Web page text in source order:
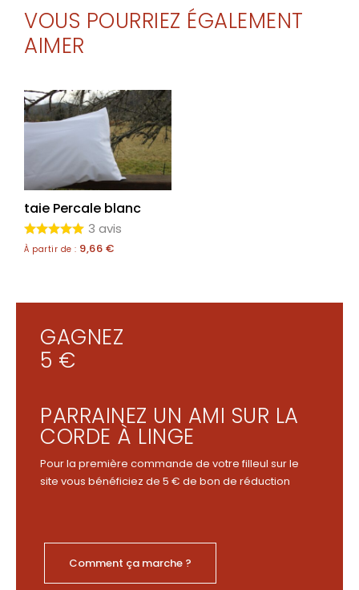
VOUS POURRIEZ ÉGALEMENT
AIMER
taie Percale blanc
3 avis
À partir de : 9,66 €
GAGNEZ
5 €
PARRAINEZ UN AMI SUR LA
CORDE À LINGE
Pour la première commande de votre filleul sur le
site vous bénéficiez de 5 € de bon de réduction
Comment ça marche ?